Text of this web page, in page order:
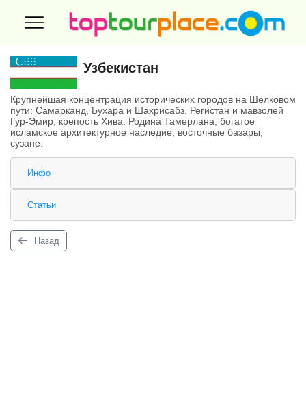
Узбекистан
Крупнейшая концентрация исторических городов на Шёлковом
пути: Самарканд, Бухара и Шахрисабз. Регистан и мавзолей
Гур-Эмир, крепость Хива. Родина Тамерлана, богатое
исламское архитектурное наследие, восточные базары,
сузане.
Инфо
Статьи
Назад